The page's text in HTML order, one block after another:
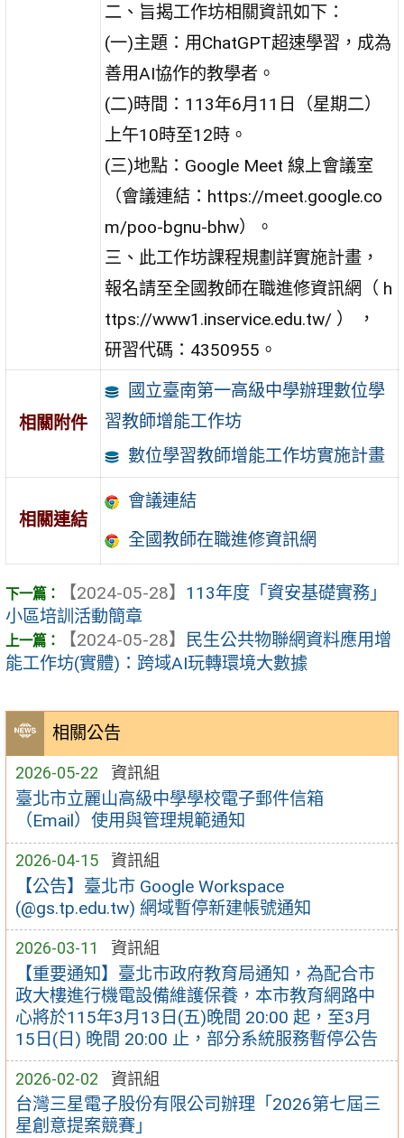
相關公告
2026-05-22 資訊組
臺北市立麗山高級中學學校電子郵件信箱
（Email）使用與管理規範通知
2026-04-15 資訊組
【公告】臺北市 Google Workspace
(@gs.tp.edu.tw) 網域暫停新建帳號通知
2026-03-11 資訊組
【重要通知】臺北市政府教育局通知，為配合市
政大樓進行機電設備維護保養，本市教育網路中
心將於115年3月13日(五)晚間 20:00 起，至3月
15日(日) 晚間 20:00 止，部分系統服務暫停公告
2026-02-02 資訊組
台灣三星電子股份有限公司辦理「2026第七屆三
星創意提案競賽」
二、旨揭工作坊相關資訊如下：
(一)主題：用ChatGPT超速學習，成為
善用AI協作的教學者。
(二)時間：113年6月11日（星期二）
上午10時至12時。
(三)地點：Google Meet 線上會議室
（會議連結：https://meet.google.co
m/poo-bgnu-bhw）。
三、此工作坊課程規劃詳實施計畫，
報名請至全國教師在職進修資訊網（ h
ttps://www1.inservice.edu.tw/ ） ，
研習代碼：4350955。
相關附件
國立臺南第一高級中學辦理數位學
習教師增能工作坊
數位學習教師增能工作坊實施計畫
相關連結
會議連結
全國教師在職進修資訊網
【2024-05-28】 113年度「資安基礎實務」
小區培訓活動簡章
【2024-05-28】 民生公共物聯網資料應用增
能工作坊(實體)：跨域AI玩轉環境大數據